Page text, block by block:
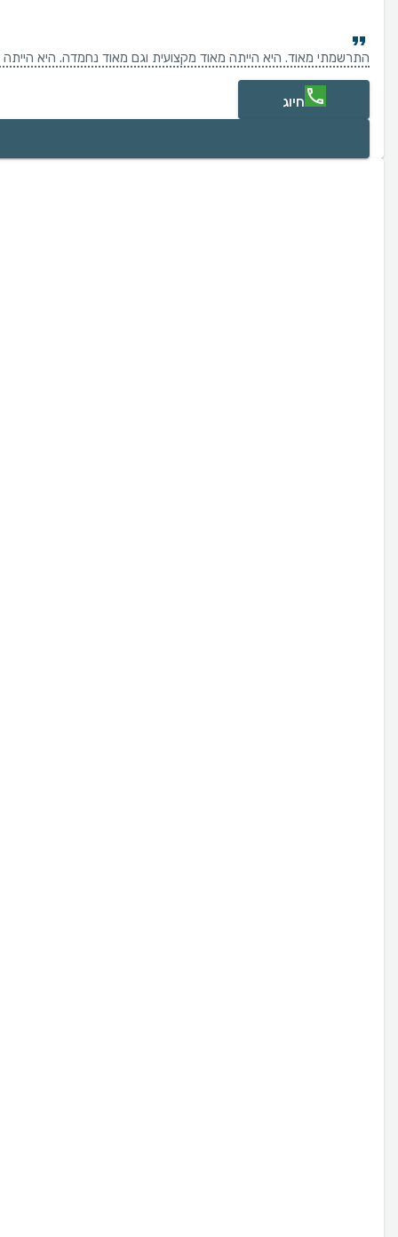
התרשמתי מאוד. היא הייתה מאוד מקצועית וגם מאוד נחמדה. היא
חיוג